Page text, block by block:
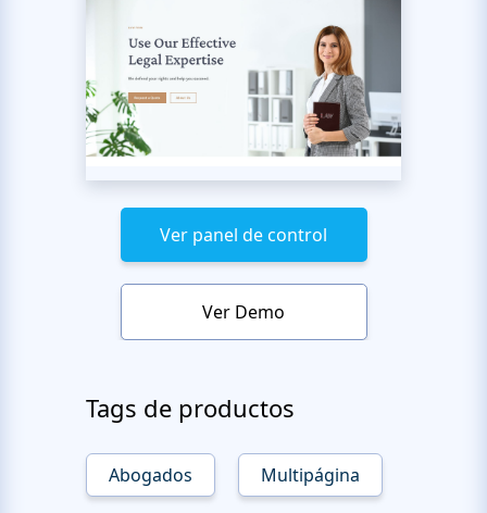
Ver panel de control
Ver Demo
Tags de productos
Abogados Multipágina